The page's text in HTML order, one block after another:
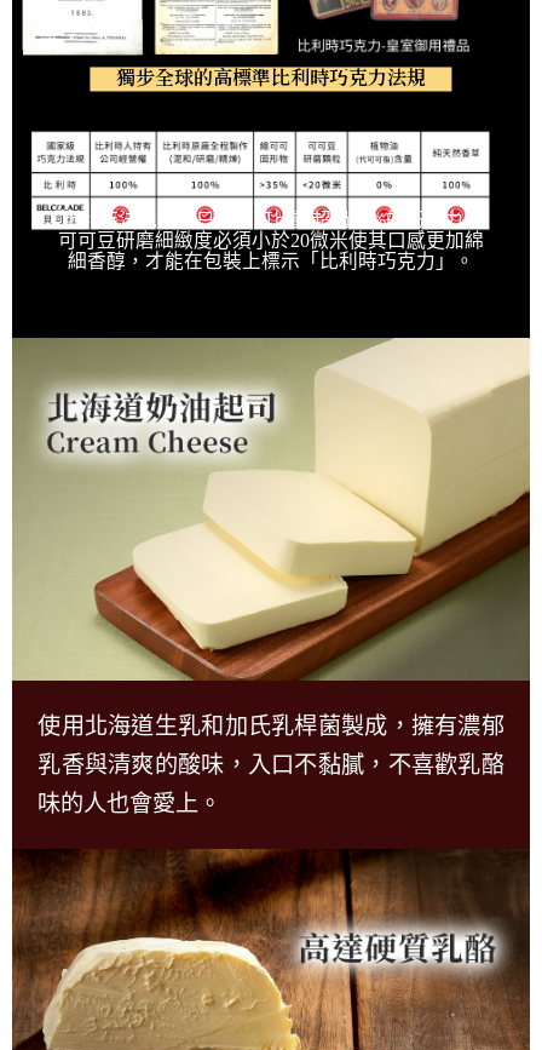
獨步全球的高標準比利時巧克力法規
比利時法規規定只有可可比重超過35%的巧克力、
可可豆研磨細緻度必須小於20微米使其口感更加綿
細香醇，才能在包裝上標示「比利時巧克力」。
使用北海道生乳和加氏乳桿菌製成，擁有濃郁
乳香與清爽的酸味，入口不黏膩，不喜歡乳酪
味的人也會愛上。